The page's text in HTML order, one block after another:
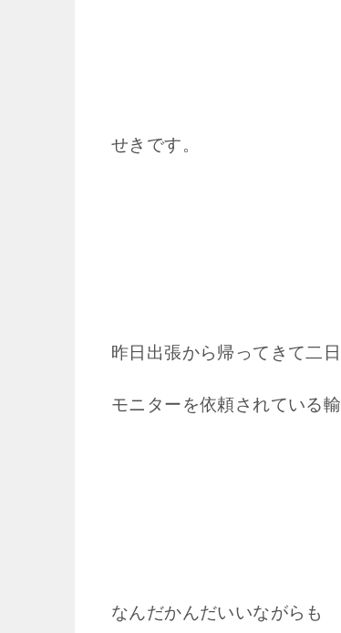
せきです。
昨日出張から帰ってきて二
モニターを依頼されている
なんだかんだいいながらも